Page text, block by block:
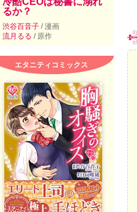
るか？
渋谷百音子 / 漫画
流月るる / 原作
エタニティコミックス